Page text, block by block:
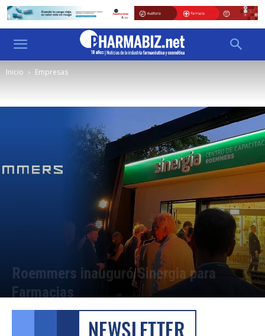
Inicio Empresas
Roemmers inauguró Sinergia para
Farmacias
Por Cristina Kroll - 16/12/2024 16:00